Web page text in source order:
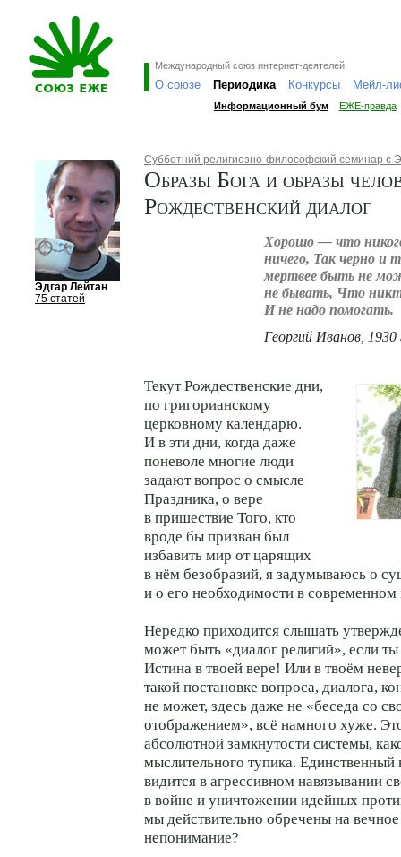
Международный союз интернет-деятелей
О союзе Периодика Конкурсы Мейл-
Информационный бум ЕЖЕ-правда
Эдгар Лейтан
75 статей
Субботний религиозно-философский семинар с
Образы Бога и образы
Рождественский диалог
Хорошо — что
ничего, Так черно и
мертвее быть не
не бывать, Что
И не надо помогать.
Георгий Иванов, 1930
Текут Рождественские дни,
по григорианскому
церковному календарю.
И в эти дни, когда даже
поневоле многие люди
задают вопрос о смысле
Праздника, о вере
в пришествие Того, кто
вроде бы призван был
избавить мир от царящих
в нём безобразий, я задумываюсь о
и о его необходимости в
Нередко приходится слышать
может быть «диалог религий», если
Истина в твоей вере! Или в твоём
такой постановке вопроса, диалога,
не может, здесь даже не «беседа со
отображением», всё намного хуже.
абсолютной замкнутости системы,
мыслительного тупика. Единственный
видится в агрессивном навязывании
в войне и уничтожении идейных
мы действительно обречены на
непонимание?